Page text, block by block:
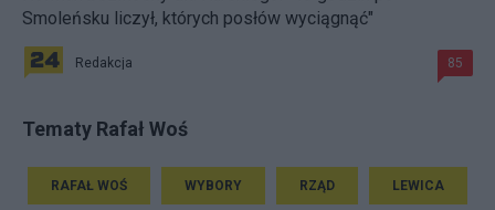
Smoleńsku liczył, których posłów wyciągnąć"
Redakcja 85
Tematy Rafał Woś
RAFAŁ WOŚ WYBORY RZĄD LEWICA